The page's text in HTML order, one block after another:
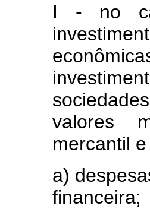
I - no
valores
mercantil
a)
financeira;